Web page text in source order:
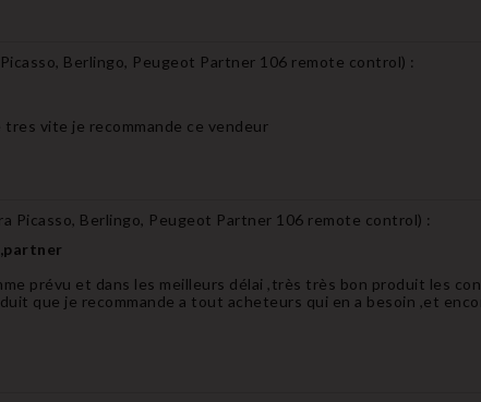
Berlingo, Peugeot Partner 106 remote control) :
vite je recommande ce vendeur
Picasso, Berlingo, Peugeot Partner 106 remote control) :
prévu et dans les meilleurs délai ,très très bon produit les
que je recommande a tout acheteurs qui en a besoin ,et